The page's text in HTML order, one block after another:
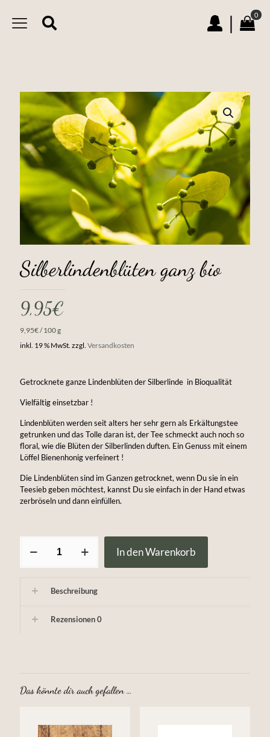
| 0
Silberlindenblüten ganz bio
9,95€
9,95€/100g
inkl. 19 % MwSt. zzgl. Versandkosten
Getrocknete ganze Lindenblüten der Silberlinde in Bioqualität
Vielfältig einsetzbar !
Lindenblüten werden seit alters her sehr gern als Erkältungstee
getrunken und das Tolle daran ist, der Tee schmeckt auch noch so
floral, wie die Blüten der Silberlinden duften. Ein Genuss mit einem
Löffel Bienenhonig verfeinert !
Die Lindenblüten sind im Ganzen getrocknet, wenn Du sie in ein
Teesieb geben möchtest, kannst Du sie einfach in der Hand etwas
zerbröseln und dann einfüllen.
ganz
In den Warenkorb
Beschreibung
Rezensionen0
Das könnte dir auch gefallen …